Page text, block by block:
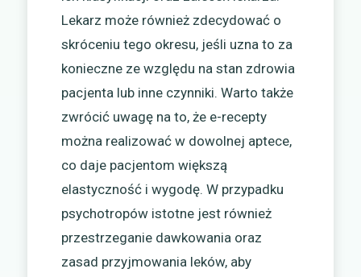
Lekarz może również zdecydować o
skróceniu tego okresu, jeśli uzna to za
konieczne ze względu na stan zdrowia
pacjenta lub inne czynniki. Warto także
zwrócić uwagę na to, że e-recepty
można realizować w dowolnej aptece,
co daje pacjentom większą
elastyczność i wygodę. W przypadku
psychotropów istotne jest również
przestrzeganie dawkowania oraz
zasad przyjmowania leków, aby